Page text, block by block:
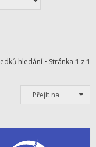
hledání • Stránka 1 z1
Přejít na